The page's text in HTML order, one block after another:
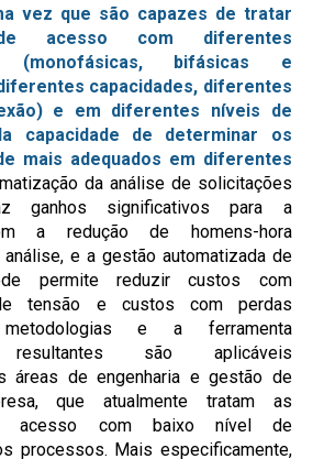
vez que são capazes de tratar
acesso com diferentes
(monofásicas, bifásicas e
capacidades, diferentes
e em diferentes níveis de
capacidade de determinar os
mais adequados em diferentes
da análise de solicitações
ganhos significativos para a
a redução de homens-hora
e a gestão automatizada de
permite reduzir custos com
tensão e custos com perdas
e a ferramenta
resultantes são aplicáveis
áreas de engenharia e gestão de
que atualmente tratam as
acesso com baixo nível de
processos. Mais especificamente,